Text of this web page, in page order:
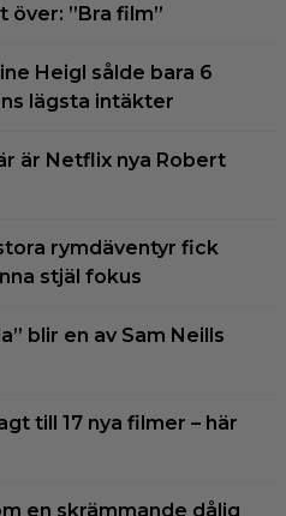
över: ”Bra film”
Heigl sålde bara 6
lägsta intäkter
är Netflix nya Robert
rymdäventyr fick
stjäl fokus
blir en av Sam Neills
till 17 nya filmer – här
en skrämmande dålig